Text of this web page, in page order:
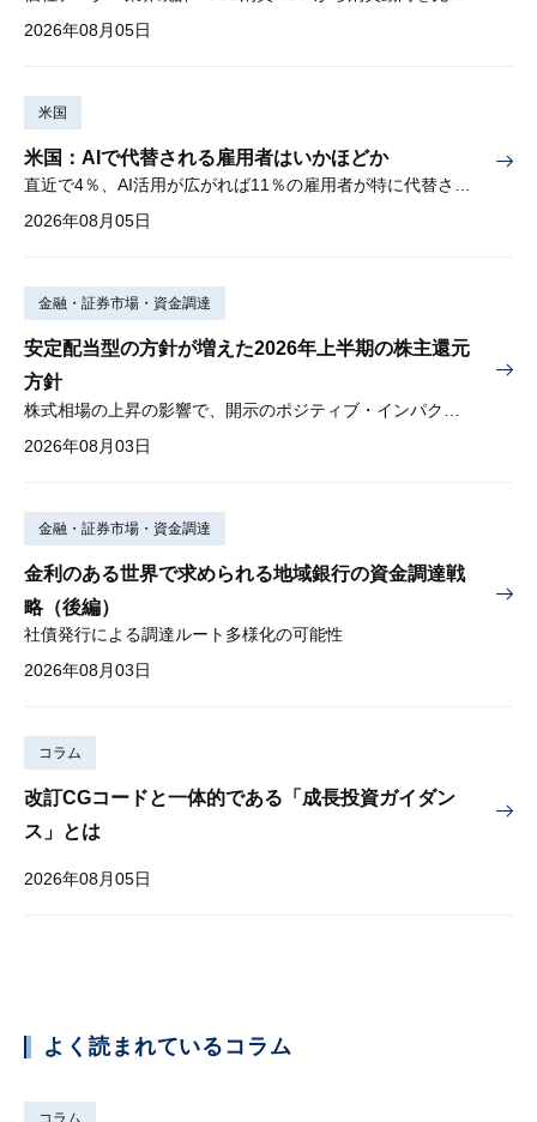
2026年08月05日
米国
米国：AIで代替される雇用者はいかほどか
直近で4％、AI活用が広がれば11％の雇用者が特に代替されやすい
2026年08月05日
金融・証券市場・資金調達
安定配当型の方針が増えた2026年上半期の株主還元
方針
2026年08月03日
金融・証券市場・資金調達
金利のある世界で求められる地域銀行の資金調達戦
略（後編）
社債発行による調達ルート多様化の可能性
2026年08月03日
コラム
改訂CGコードと一体的である「成長投資ガイダン
ス」とは
2026年08月05日
よく読まれているコラム
コラム